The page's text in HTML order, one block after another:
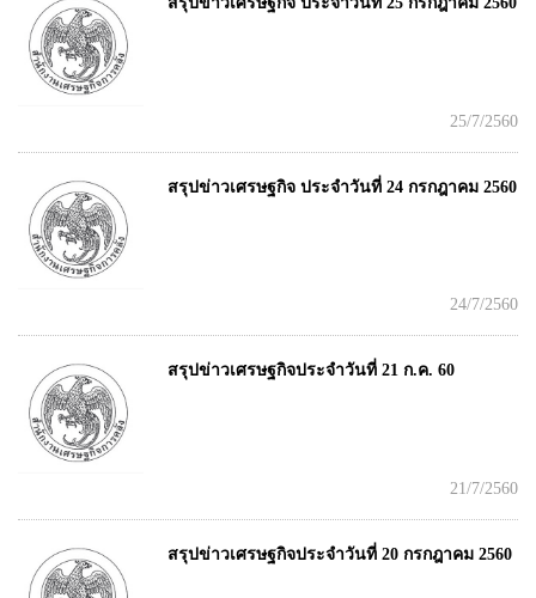
25/7/2560
สรุปข่าวเศรษฐกิจ ประจำวันที่ 24 กรกฎาคม 2560
24/7/2560
สรุปข่าวเศรษฐกิจประจำวันที่ 21 ก.ค. 60
21/7/2560
สรุปข่าวเศรษฐกิจประจำวันที่ 20 กรกฎาคม 2560